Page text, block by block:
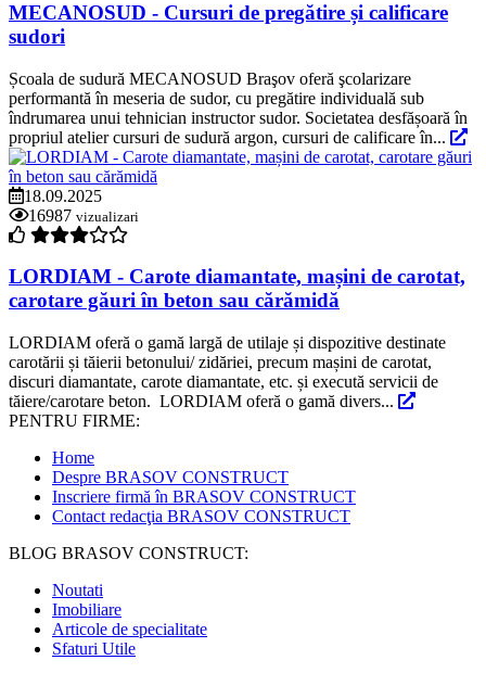
MECANOSUD - Cursuri de pregătire și calificare
sudori
Școala de sudură MECANOSUD Braşov oferă şcolarizare
performantă în meseria de sudor, cu pregătire individuală sub
îndrumarea unui tehnician instructor sudor. Societatea desfășoară în
propriul atelier cursuri de sudură argon, cursuri de calificare în...
18.09.2025
16987 vizualizari
LORDIAM - Carote diamantate, mașini de carotat,
carotare găuri în beton sau cărămidă
LORDIAM oferă o gamă largă de utilaje și dispozitive destinate
carotării și tăierii betonului/ zidăriei, precum mașini de carotat,
discuri diamantate, carote diamantate, etc. și execută servicii de
tăiere/carotare beton. LORDIAM oferă o gamă divers...
PENTRU FIRME:
Home
Despre BRASOV CONSTRUCT
Inscriere firmă în BRASOV CONSTRUCT
Contact redacţia BRASOV CONSTRUCT
BLOG BRASOV CONSTRUCT:
Noutati
Imobiliare
Articole de specialitate
Sfaturi Utile